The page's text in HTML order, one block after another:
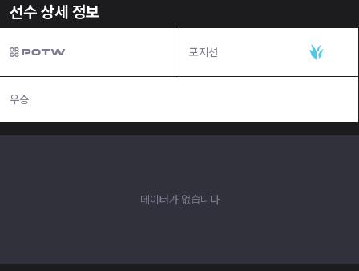
선수 상세 정보
포지션
우승
데이터가 없습니다